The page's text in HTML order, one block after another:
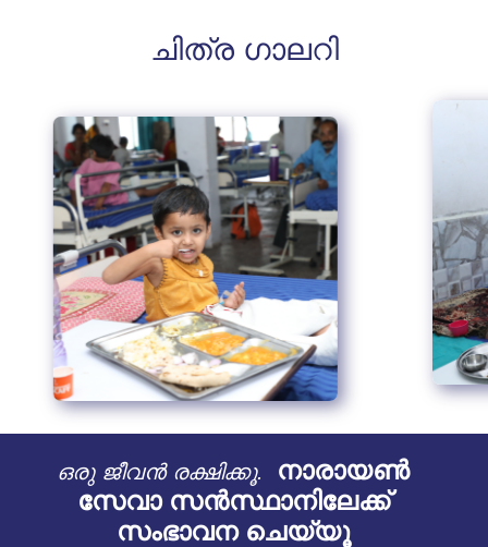
ചിത്ര ഗാലറി
ഒരു ജീവൻ രക്ഷിക്കൂ.
നാരായൺ
സേവാ സൻസ്ഥാനിലേക്ക്
സംഭാവന ചെയ്യൂ